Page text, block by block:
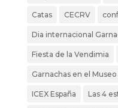
Catas CECRV
Dia internacional
Fiesta de la Vendimia
Garnachas en el Museo
ICEX España Las 4